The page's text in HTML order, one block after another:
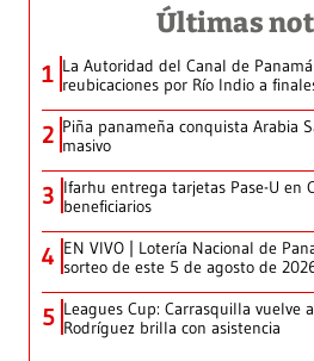
Últimas
1 La Autoridad del Canal de
reubicaciones por Río Indio a
2 Piña panameña conquista Arabia
masivo
3 Ifarhu entrega tarjetas Pase-U en
beneficiarios
4 EN VIVO | Lotería Nacional de
sorteo de este 5 de agosto de
5 Leagues Cup: Carrasquilla vuelve
Rodríguez brilla con asistencia